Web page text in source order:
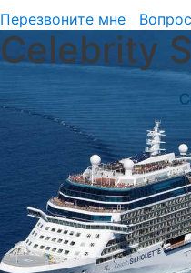
Перезвоните мне
Celebrity